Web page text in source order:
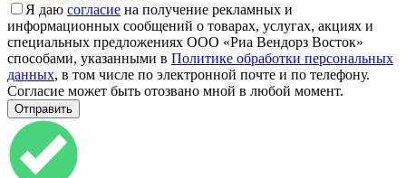
Я даю согласие на получение рекламных и
информационных сообщений о товарах, услугах, акциях и
специальных предложениях ООО «Риа Вендорз Восток»
способами, указанными в Политике обработки персональных
данных, в том числе по электронной почте и по телефону.
Согласие может быть отозвано мной в любой момент.